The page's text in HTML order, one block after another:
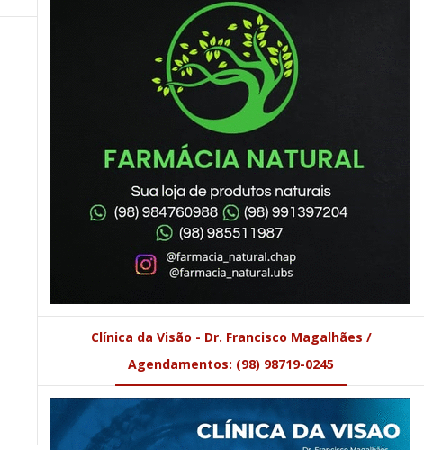
Clínica da Visão - Dr. Francisco Magalhães /
Agendamentos: (98) 98719-0245